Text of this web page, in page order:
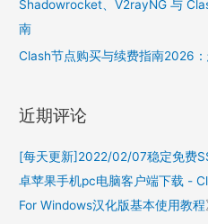
Shadowrocket、V2rayNG 与
南
Clash节点购买与续费指南2026
近期评论
[每天更新]2022/02/07稳定免费
卓苹果手机pc电脑客户端下载 -
For Windows汉化版基本使用教程